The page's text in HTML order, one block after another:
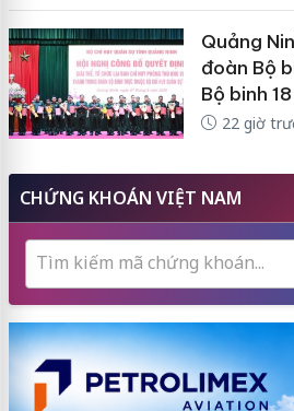
Quảng
đoàn Bộ
Bộ binh 18
22 giờ
CHỨNG KHOÁN VIỆT NAM
Tìm kiếm mã chứng khoán...